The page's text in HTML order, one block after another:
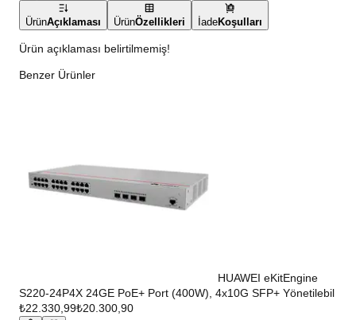
ÜrünAçıklaması ÜrünÖzellikleri İadeKoşulları
Ürün açıklaması belirtilmemiş!
Benzer Ürünler
HUAWEI eKitEngine
S220-24P4X 24GE PoE+ Port (400W), 4x10G SFP+ Yönetilebil
₺22.330,99₺20.300,90